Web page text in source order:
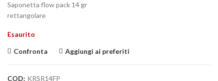
Saponetta flow pack 14 gr
rettangolare
Esaurito
Confronta Aggiungi ai preferiti
COD: KRSR14FP